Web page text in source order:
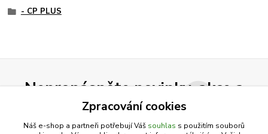
- CP PLUS
Nepropásněte novinky, akce a
slevy!
Zpracování cookies
Náš e-shop a partneři potřebují Váš souhlas s použitím souborů